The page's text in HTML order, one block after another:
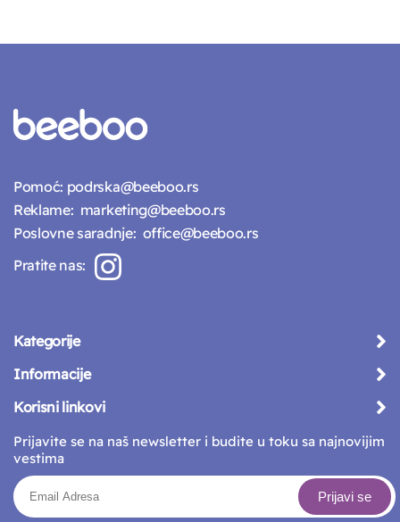
Pomoć: podrska@beeboo.rs
Reklame: marketing@beeboo.rs
Poslovne saradnje: office@beeboo.rs
Pratite nas:
Kategorije
Informacije
Korisni linkovi
Prijavite se na naš newsletter i budite u toku sa najnovijim
vestima